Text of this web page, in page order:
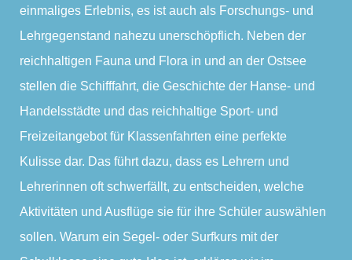
einmaliges Erlebnis, es ist auch als Forschungs- und
Lehrgegenstand nahezu unerschöpflich. Neben der
reichhaltigen Fauna und Flora in und an der Ostsee
stellen die Schifffahrt, die Geschichte der Hanse- und
Handelsstädte und das reichhaltige Sport- und
Freizeitangebot für Klassenfahrten eine perfekte
Kulisse dar. Das führt dazu, dass es Lehrern und
Lehrerinnen oft schwerfällt, zu entscheiden, welche
Aktivitäten und Ausflüge sie für ihre Schüler auswählen
sollen. Warum ein Segel- oder Surfkurs mit der